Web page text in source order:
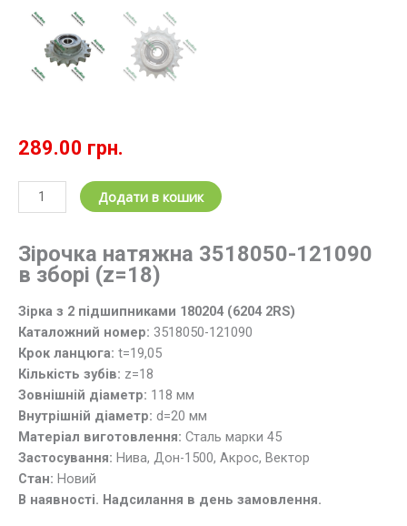
289.00 грн.
Зірочка
натяжна
підшипником
3518050-
(z=18;
t=19.05)
Дон,
Акрос
кількість
Додати в кошик
Зірочка натяжна 3518050-121090
в зборі (z=18)
Зірка з 2 підшипниками 180204 (6204 2RS)
Каталожний номер: 3518050-121090
Крок ланцюга: t=19,05
Кількість зубів: z=18
Зовнішній діаметр: 118 мм
Внутрішній діаметр: d=20 мм
Матеріал виготовлення: Сталь марки 45
Застосування: Нива, Дон-1500, Акрос, Вектор
Стан: Новий
В наявності. Надсилання в день замовлення.